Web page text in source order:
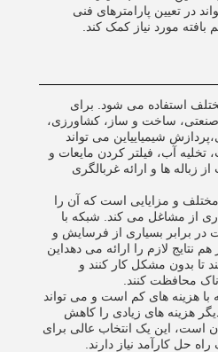
در تعیین پارامترهای فنی
مورد نیاز کمک کند.
استفاده می شود. برای
ساخت و ساز، کشاورزی،
شیمیاییاین می تواند
تخلیه آب، فیلتر کردن مایعات و
زباله ها و ارائه غربالگری
مختلف و مزایایی است که آن را
از مشاغل می کند. شبکه با
در برابر بسیاری از فرسایش و
نتایج لازم را ارائه می دهداین
تا بدون مشکل کار کنند و
محافظت کنند.
با هزینه های کم است و می تواند
هزینه های زیادی را کاهش
است، این یک انتخاب عالی برای
حل کارآمد نیاز دارند.